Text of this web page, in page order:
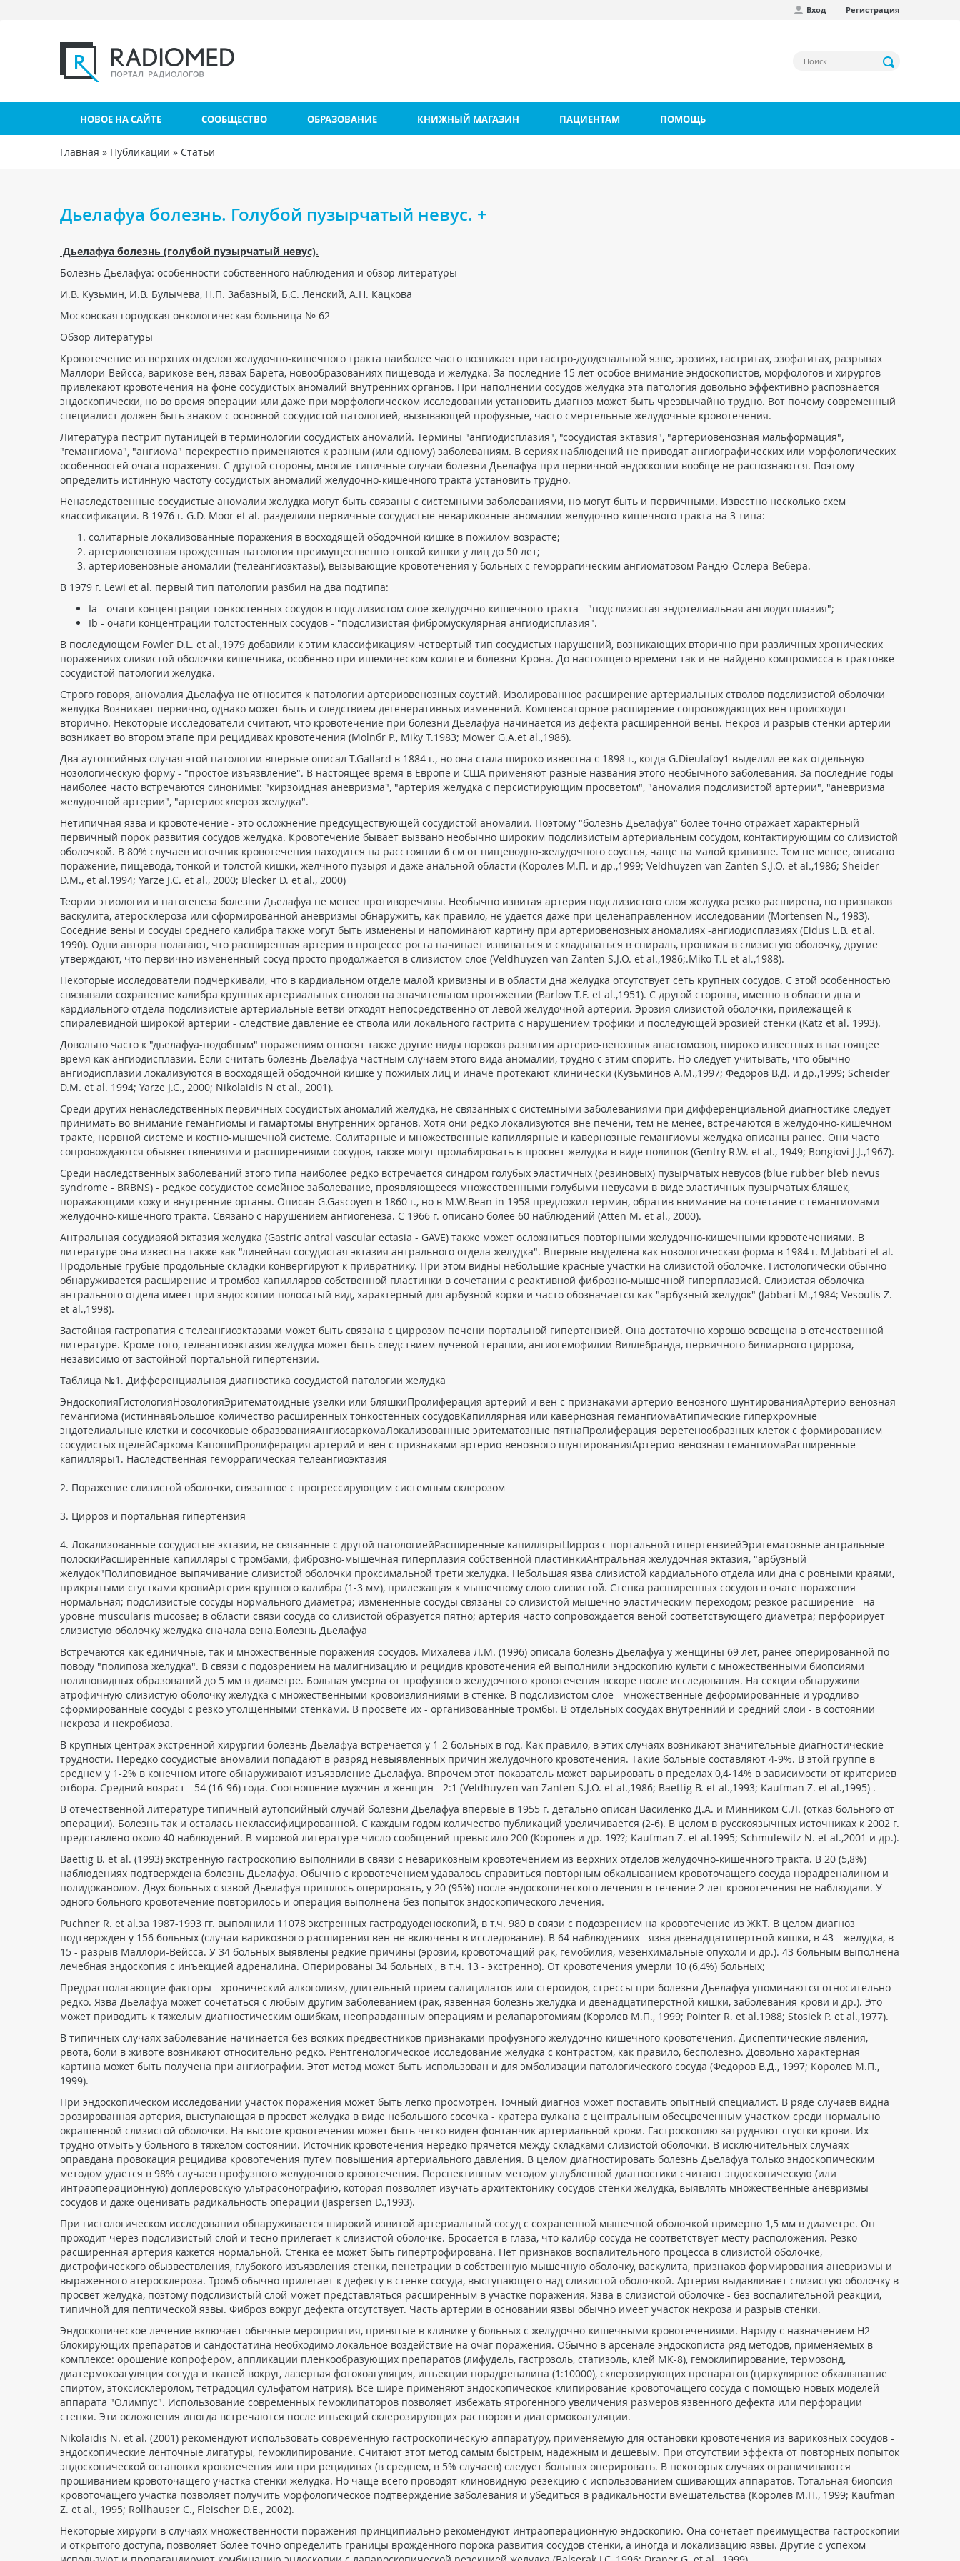
Вход Регистрация
НОВОЕ НА САЙТЕ СООБЩЕСТВО ОБРАЗОВАНИЕ КНИЖНЫЙ МАГАЗИН ПАЦИЕНТАМ ПОМОЩЬ
Вы здесь
Главная » Публикации » Статьи
Дьелафуа болезнь. Голубой пузырчатый невус. +
Дьелафуа болезнь (голубой пузырчатый невус).
Болезнь Дьелафуа: особенности собственного наблюдения и обзор литературы
И.В. Кузьмин, И.В. Булычева, Н.П. Забазный, Б.С. Ленский, А.Н. Кацкова
Московская городская онкологическая больница № 62
Обзор литературы
Кровотечение из верхних отделов желудочно-кишечного тракта наиболее часто возникает при гастро-дуоденальной язве, эрозиях, гастритах, эзофагитах, разрывах
Маллори-Вейсса, варикозе вен, язвах Барета, новообразованиях пищевода и желудка. За последние 15 лет особое внимание эндоскопистов, морфологов и хирургов
привлекают кровотечения на фоне сосудистых аномалий внутренних органов. При наполнении сосудов желудка эта патология довольно эффективно распознается
эндоскопически, но во время операции или даже при морфологическом исследовании установить диагноз может быть чрезвычайно трудно. Вот почему современный
специалист должен быть знаком с основной сосудистой патологией, вызывающей профузные, часто смертельные желудочные кровотечения.
Литература пестрит путаницей в терминологии сосудистых аномалий. Термины "ангиодисплазия", "сосудистая эктазия", "артериовенозная мальформация",
"гемангиома", "ангиома" перекрестно применяются к разным (или одному) заболеваниям. В сериях наблюдений не приводят ангиографических или морфологических
особенностей очага поражения. С другой стороны, многие типичные случаи болезни Дьелафуа при первичной эндоскопии вообще не распознаются. Поэтому
определить истинную частоту сосудистых аномалий желудочно-кишечного тракта установить трудно.
Ненаследственные сосудистые аномалии желудка могут быть связаны с системными заболеваниями, но могут быть и первичными. Известно несколько схем
классификации. В 1976 г. G.D. Moor et al. разделили первичные сосудистые неварикозные аномалии желудочно-кишечного тракта на 3 типа:
солитарные локализованные поражения в восходящей ободочной кишке в пожилом возрасте;
артериовенозная врожденная патология преимущественно тонкой кишки у лиц до 50 лет;
артериовенозные аномалии (телеангиоэктазы), вызывающие кровотечения у больных с геморрагическим ангиоматозом Рандю-Ослера-Вебера.
В 1979 г. Lewi et al. первый тип патологии разбил на два подтипа:
Ia - очаги концентрации тонкостенных сосудов в подслизистом слое желудочно-кишечного тракта - "подслизистая эндотелиальная ангиодисплазия";
Ib - очаги концентрации толстостенных сосудов - "подслизистая фибромускулярная ангиодисплазия".
В последующем Fowler D.L. et al.,1979 добавили к этим классификациям четвертый тип сосудистых нарушений, возникающих вторично при различных хронических
поражениях слизистой оболочки кишечника, особенно при ишемическом колите и болезни Крона. До настоящего времени так и не найдено компромисса в трактовке
сосудистой патологии желудка.
Строго говоря, аномалия Дьелафуа не относится к патологии артериовенозных соустий. Изолированное расширение артериальных стволов подслизистой оболочки
желудка Возникает первично, однако может быть и следствием дегенеративных изменений. Компенсаторное расширение сопровождающих вен происходит
вторично. Некоторые исследователи считают, что кровотечение при болезни Дьелафуа начинается из дефекта расширенной вены. Некроз и разрыв стенки артерии
возникает во втором этапе при рецидивах кровотечения (Molnбr P., Mikу T.1983; Mower G.A.et al.,1986).
Два аутопсийных случая этой патологии впервые описал T.Gallard в 1884 г., но она стала широко известна с 1898 г., когда G.Dieulafoy1 выделил ее как отдельную
нозологическую форму - "простое изъязвление". В настоящее время в Европе и США применяют разные названия этого необычного заболевания. За последние годы
наиболее часто встречаются синонимы: "кирзоидная аневризма", "артерия желудка с персистирующим просветом", "аномалия подслизистой артерии", "аневризма
желудочной артерии", "артериосклероз желудка".
Нетипичная язва и кровотечение - это осложнение предсуществующей сосудистой аномалии. Поэтому "болезнь Дьелафуа" более точно отражает характерный
первичный порок развития сосудов желудка. Кровотечение бывает вызвано необычно широким подслизистым артериальным сосудом, контактирующим со слизистой
оболочкой. В 80% случаев источник кровотечения находится на расстоянии 6 см от пищеводно-желудочного соустья, чаще на малой кривизне. Тем не менее, описано
поражение, пищевода, тонкой и толстой кишки, желчного пузыря и даже анальной области (Королев М.П. и др.,1999; Veldhuyzen van Zanten S.J.O. et al.,1986; Sheider
D.M., et al.1994; Yarze J.C. et al., 2000; Blecker D. et al., 2000)
Теории этиологии и патогенеза болезни Дьелафуа не менее противоречивы. Необычно извитая артерия подслизистого слоя желудка резко расширена, но признаков
васкулита, атеросклероза или сформированной аневризмы обнаружить, как правило, не удается даже при целенаправленном исследовании (Mortensen N., 1983).
Соседние вены и сосуды среднего калибра также могут быть изменены и напоминают картину при артериовенозных аномалиях -ангиодисплазиях (Eidus L.B. et al.
1990). Одни авторы полагают, что расширенная артерия в процессе роста начинает извиваться и складываться в спираль, проникая в слизистую оболочку, другие
утверждают, что первично измененный сосуд просто продолжается в слизистом слое (Veldhuyzen van Zanten S.J.O. et al.,1986;.Miko T.L et al.,1988).
Некоторые исследователи подчеркивали, что в кардиальном отделе малой кривизны и в области дна желудка отсутствует сеть крупных сосудов. С этой особенностью
связывали сохранение калибра крупных артериальных стволов на значительном протяжении (Barlow T.F. et al.,1951). С другой стороны, именно в области дна и
кардиального отдела подслизистые артериальные ветви отходят непосредственно от левой желудочной артерии. Эрозия слизистой оболочки, прилежащей к
спиралевидной широкой артерии - следствие давление ее ствола или локального гастрита с нарушением трофики и последующей эрозией стенки (Katz et al. 1993).
Довольно часто к "дьелафуа-подобным" поражениям относят также другие виды пороков развития артерио-венозных анастомозов, широко известных в настоящее
время как ангиодисплазии. Если считать болезнь Дьелафуа частным случаем этого вида аномалии, трудно с этим спорить. Но следует учитывать, что обычно
ангиодисплазии локализуются в восходящей ободочной кишке у пожилых лиц и иначе протекают клинически (Кузьминов А.М.,1997; Федоров В.Д. и др.,1999; Scheider
D.M. et al. 1994; Yarze J.C., 2000; Nikolaidis N et al., 2001).
Среди других ненаследственных первичных сосудистых аномалий желудка, не связанных с системными заболеваниями при дифференциальной диагностике следует
принимать во внимание гемангиомы и гамартомы внутренних органов. Хотя они редко локализуются вне печени, тем не менее, встречаются в желудочно-кишечном
тракте, нервной системе и костно-мышечной системе. Солитарные и множественные капиллярные и кавернозные гемангиомы желудка описаны ранее. Они часто
сопровождаются обызвествлениями и расширениями сосудов, также могут пролабировать в просвет желудка в виде полипов (Gentry R.W. et al., 1949; Bongiovi J.J.,1967).
Среди наследственных заболеваний этого типа наиболее редко встречается синдром голубых эластичных (резиновых) пузырчатых невусов (blue rubber bleb nevus
syndrome - BRBNS) - редкое сосудистое семейное заболевание, проявляющееся множественными голубыми невусами в виде эластичных пузырчатых бляшек,
поражающими кожу и внутренние органы. Описан G.Gascoyen в 1860 г., но в M.W.Bean in 1958 предложил термин, обратив внимание на сочетание с гемангиомами
желудочно-кишечного тракта. Связано с нарушением ангиогенеза. С 1966 г. описано более 60 наблюдений (Atten M. et al., 2000).
Антральная сосудиаяой эктазия желудка (Gastric antral vascular ectasia - GAVE) также может осложниться повторными желудочно-кишечными кровотечениями. В
литературе она известна также как "линейная сосудистая эктазия антрального отдела желудка". Впервые выделена как нозологическая форма в 1984 г. M.Jabbari et al.
Продольные грубые продольные складки конвергируют к привратнику. При этом видны небольшие красные участки на слизистой оболочке. Гистологически обычно
обнаруживается расширение и тромбоз капилляров собственной пластинки в сочетании с реактивной фиброзно-мышечной гиперплазией. Слизистая оболочка
антрального отдела имеет при эндоскопии полосатый вид, характерный для арбузной корки и часто обозначается как "арбузный желудок" (Jabbari M.,1984; Vesoulis Z.
et al.,1998).
Застойная гастропатия с телеангиоэктазами может быть связана с циррозом печени портальной гипертензией. Она достаточно хорошо освещена в отечественной
литературе. Кроме того, телеангиоэктазия желудка может быть следствием лучевой терапии, ангиогемофилии Виллебранда, первичного билиарного цирроза,
независимо от застойной портальной гипертензии.
Таблица №1. Дифференциальная диагностика сосудистой патологии желудка
ЭндоскопияГистологияНозологияЭритематоидные узелки или бляшкиПролиферация артерий и вен с признаками артерио-венозного шунтированияАртерио-венозная
гемангиома (истиннаяБольшое количество расширенных тонкостенных сосудовКапиллярная или кавернозная гемангиомаАтипические гиперхромные
эндотелиальные клетки и сосочковые образованияАнгиосаркомаЛокализованные эритематозные пятнаПролиферация веретенообразных клеток с формированием
сосудистых щелейСаркома КапошиПролиферация артерий и вен с признаками артерио-венозного шунтированияАртерио-венозная гемангиомаРасширенные
капилляры1. Наследственная геморрагическая телеангиоэктазия
2. Поражение слизистой оболочки, связанное с прогрессирующим системным склерозом
3. Цирроз и портальная гипертензия
4. Локализованные сосудистые эктазии, не связанные с другой патологиейРасширенные капиллярыЦирроз с портальной гипертензиейЭритематозные антральные
полоскиРасширенные капилляры с тромбами, фиброзно-мышечная гиперплазия собственной пластинкиАнтральная желудочная эктазия, "арбузный
желудок"Полиповидное выпячивание слизистой оболочки проксимальной трети желудка. Небольшая язва слизистой кардиального отдела или дна с ровными краями,
прикрытыми сгустками кровиАртерия крупного калибра (1-3 мм), прилежащая к мышечному слою слизистой. Стенка расширенных сосудов в очаге поражения
нормальная; подслизистые сосуды нормального диаметра; измененные сосуды связаны со слизистой мышечно-эластическим переходом; резкое расширение - на
уровне muscularis mucosae; в области связи сосуда со слизистой образуется пятно; артерия часто сопровождается веной соответствующего диаметра; перфорирует
слизистую оболочку желудка сначала вена.Болезнь Дьелафуа
Встречаются как единичные, так и множественные поражения сосудов. Михалева Л.М. (1996) описала болезнь Дьелафуа у женщины 69 лет, ранее оперированной по
поводу "полипоза желудка". В связи с подозрением на малигнизацию и рецидив кровотечения ей выполнили эндоскопию культи с множественными биопсиями
полиповидных образований до 5 мм в диаметре. Больная умерла от профузного желудочного кровотечения вскоре после исследования. На секции обнаружили
атрофичную слизистую оболочку желудка с множественными кровоизлияниями в стенке. В подслизистом слое - множественные деформированные и уродливо
сформированные сосуды с резко утолщенными стенками. В просвете их - организованные тромбы. В отдельных сосудах внутренний и средний слои - в состоянии
некроза и некробиоза.
В крупных центрах экстренной хирургии болезнь Дьелафуа встречается у 1-2 больных в год. Как правило, в этих случаях возникают значительные диагностические
трудности. Нередко сосудистые аномалии попадают в разряд невыявленных причин желудочного кровотечения. Такие больные составляют 4-9%. В этой группе в
среднем у 1-2% в конечном итоге обнаруживают изъязвление Дьелафуа. Впрочем этот показатель может варьировать в пределах 0,4-14% в зависимости от критериев
отбора. Средний возраст - 54 (16-96) года. Соотношение мужчин и женщин - 2:1 (Veldhuyzen van Zanten S.J.O. et al.,1986; Baettig B. et al.,1993; Kaufman Z. et al.,1995) .
В отечественной литературе типичный аутопсийный случай болезни Дьелафуа впервые в 1955 г. детально описан Василенко Д.А. и Минником С.Л. (отказ больного от
операции). Болезнь так и осталась неклассифицированной. С каждым годом количество публикаций увеличивается (2-6). В целом в русскоязычных источниках к 2002 г.
представлено около 40 наблюдений. В мировой литературе число сообщений превысило 200 (Королев и др. 19??; Kaufman Z. et al.1995; Schmulewitz N. et al.,2001 и др.).
Baettig B. et al. (1993) экстренную гастроскопию выполнили в связи с неварикозным кровотечением из верхних отделов желудочно-кишечного тракта. В 20 (5,8%)
наблюдениях подтверждена болезнь Дьелафуа. Обычно с кровотечением удавалось справиться повторным обкалыванием кровоточащего сосуда норадреналином и
полидоканолом. Двух больных с язвой Дьелафуа пришлось оперировать, у 20 (95%) после эндоскопического лечения в течение 2 лет кровотечения не наблюдали. У
одного больного кровотечение повторилось и операция выполнена без попыток эндоскопического лечения.
Puchner R. et al.за 1987-1993 гг. выполнили 11078 экстренных гастродуоденоскопий, в т.ч. 980 в связи с подозрением на кровотечение из ЖКТ. В целом диагноз
подтвержден у 156 больных (случаи варикозного расширения вен не включены в исследование). В 64 наблюдениях - язва двенадцатипертной кишки, в 43 - желудка, в
15 - разрыв Маллори-Вейсса. У 34 больных выявлены редкие причины (эрозии, кровоточащий рак, гемобилия, мезенхимальные опухоли и др.). 43 больным выполнена
лечебная эндоскопия с инъекцией адреналина. Оперированы 34 больных , в т.ч. 13 - экстренно). От кровотечения умерли 10 (6,4%) больных;
Предрасполагающие факторы - хронический алкоголизм, длительный прием салицилатов или стероидов, стрессы при болезни Дьелафуа упоминаются относительно
редко. Язва Дьелафуа может сочетаться с любым другим заболеванием (рак, язвенная болезнь желудка и двенадцатиперстной кишки, заболевания крови и др.). Это
может приводить к тяжелым диагностическим ошибкам, неоправданным операциям и релапаротомиям (Королев М.П., 1999; Pointer R. et al.1988; Stosiek P. et al.,1977).
В типичных случаях заболевание начинается без всяких предвестников признаками профузного желудочно-кишечного кровотечения. Диспептические явления,
рвота, боли в животе возникают относительно редко. Рентгенологическое исследование желудка с контрастом, как правило, бесполезно. Довольно характерная
картина может быть получена при ангиографии. Этот метод может быть использован и для эмболизации патологического сосуда (Федоров В.Д., 1997; Королев М.П.,
1999).
При эндоскопическом исследовании участок поражения может быть легко просмотрен. Точный диагноз может поставить опытный специалист. В ряде случаев видна
эрозированная артерия, выступающая в просвет желудка в виде небольшого сосочка - кратера вулкана с центральным обесцвеченным участком среди нормально
окрашенной слизистой оболочки. На высоте кровотечения может быть четко виден фонтанчик артериальной крови. Гастроскопию затрудняют сгустки крови. Их
трудно отмыть у больного в тяжелом состоянии. Источник кровотечения нередко прячется между складками слизистой оболочки. В исключительных случаях
оправдана провокация рецидива кровотечения путем повышения артериального давления. В целом диагностировать болезнь Дьелафуа только эндоскопическим
методом удается в 98% случаев профузного желудочного кровотечения. Перспективным методом углубленной диагностики считают эндоскопическую (или
интраоперационную) доплеровскую ультрасонографию, которая позволяет изучать архитектонику сосудов стенки желудка, выявлять множественные аневризмы
сосудов и даже оценивать радикальность операции (Jaspersen D.,1993).
При гистологическом исследовании обнаруживается широкий извитой артериальный сосуд с сохраненной мышечной оболочкой примерно 1,5 мм в диаметре. Он
проходит через подслизистый слой и тесно прилегает к слизистой оболочке. Бросается в глаза, что калибр сосуда не соответствует месту расположения. Резко
расширенная артерия кажется нормальной. Стенка ее может быть гипертрофирована. Нет признаков воспалительного процесса в слизистой оболочке,
дистрофического обызвествления, глубокого изъязвления стенки, пенетрации в собственную мышечную оболочку, васкулита, признаков формирования аневризмы и
выраженного атеросклероза. Тромб обычно прилегает к дефекту в стенке сосуда, выступающего над слизистой оболочкой. Артерия выдавливает слизистую оболочку в
просвет желудка, поэтому подслизистый слой может представляться расширенным в участке поражения. Язва в слизистой оболочке - без воспалительной реакции,
типичной для пептической язвы. Фиброз вокруг дефекта отсутствует. Часть артерии в основании язвы обычно имеет участок некроза и разрыв стенки.
Эндоскопическое лечение включает обычные мероприятия, принятые в клинике у больных с желудочно-кишечными кровотечениями. Наряду с назначением Н2-
блокирующих препаратов и сандостатина необходимо локальное воздействие на очаг поражения. Обычно в арсенале эндоскописта ряд методов, применяемых в
комплексе: орошение копрофером, аппликации пленкообразующих препаратов (лифудель, гастрозоль, статизоль, клей МК-8), гемоклипирование, термозонд,
диатермокоагуляция сосуда и тканей вокруг, лазерная фотокоагуляция, инъекции норадреналина (1:10000), склерозирующих препаратов (циркулярное обкалывание
спиртом, этоксисклеролом, тетрадоцил сульфатом натрия). Все шире применяют эндоскопическое клипирование кровоточащего сосуда с помощью новых моделей
аппарата "Олимпус". Использование современных гемоклипаторов позволяет избежать ятрогенного увеличения размеров язвенного дефекта или перфорации
стенки. Эти осложнения иногда встречаются после инъекций склерозирующих растворов и диатермокоагуляции.
Nikolaidis N. et al. (2001) рекомендуют использовать современную гастроскопическую аппаратуру, применяемую для остановки кровотечения из варикозных сосудов -
эндоскопические ленточные лигатуры, гемоклипирование. Считают этот метод самым быстрым, надежным и дешевым. При отсутствии эффекта от повторных попыток
эндоскопической остановки кровотечения или при рецидивах (в среднем, в 5% случаев) следует больных оперировать. В некоторых случаях ограничиваются
прошиванием кровоточащего участка стенки желудка. Но чаще всего проводят клиновидную резекцию с использованием сшивающих аппаратов. Тотальная биопсия
кровоточащего участка позволяет получить морфологическое подтверждение заболевания и убедиться в радикальности вмешательства (Королев М.П., 1999; Kaufman
Z. et al., 1995; Rollhauser C., Fleischer D.E., 2002).
Некоторые хирурги в случаях множественности поражения принципиально рекомендуют интраоперационную эндоскопию. Она сочетает преимущества гастроскопии
и открытого доступа, позволяет более точно определить границы врожденного порока развития сосудов стенки, а иногда и локализацию язвы. Другие с успехом